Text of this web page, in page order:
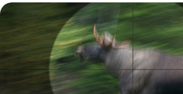
Sök kurser och evenemang
Om SV
Starta studiecirkel